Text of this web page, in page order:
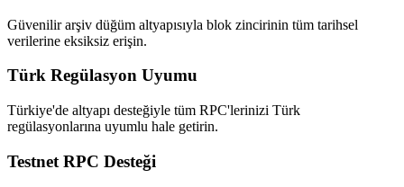
Güvenilir arşiv düğüm altyapısıyla blok zincirinin tüm tarihsel
verilerine eksiksiz erişin.
Türk Regülasyon Uyumu
Türkiye'de altyapı desteğiyle tüm RPC'lerinizi Türk
regülasyonlarına uyumlu hale getirin.
Testnet RPC Desteği